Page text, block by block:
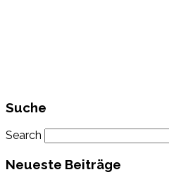
Suche
Search
Neueste Beiträge